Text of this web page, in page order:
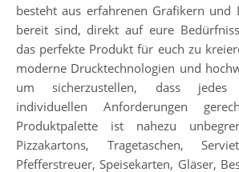
besteht aus erfahrenen Grafikern und
bereit sind, direkt auf eure
das perfekte Produkt für euch zu
moderne Drucktechnologien und
um sicherzustellen, dass jedes
individuellen Anforderungen
Produktpalette ist nahezu
Pizzakartons, Tragetaschen,
Pfefferstreuer, Speisekarten, Gläser,